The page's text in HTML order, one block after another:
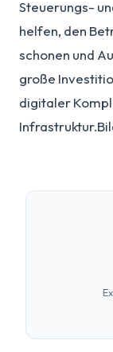
Steuerungs-
helfen, den
schonen und
große
digitaler